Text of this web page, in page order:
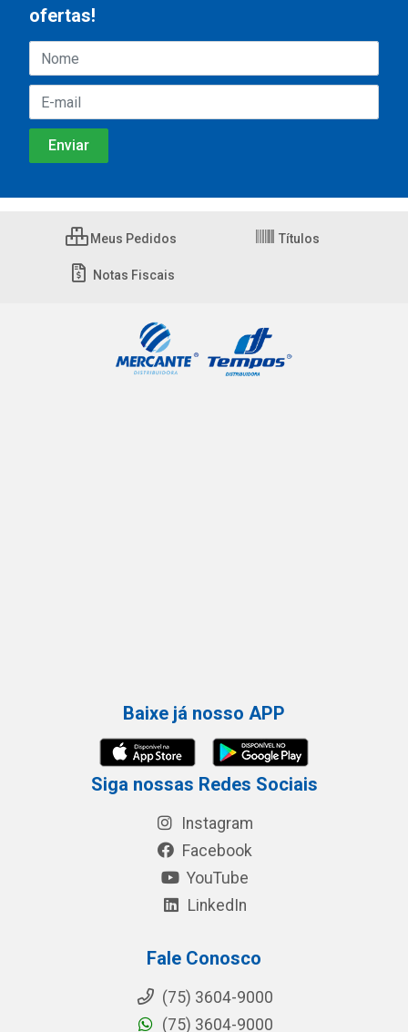
ofertas!
Meus Pedidos Títulos
Notas Fiscais
Baixe já nosso APP
Siga nossas Redes Sociais
Instagram
Facebook
YouTube
LinkedIn
Fale Conosco
(75) 3604-9000
(75) 3604-9000